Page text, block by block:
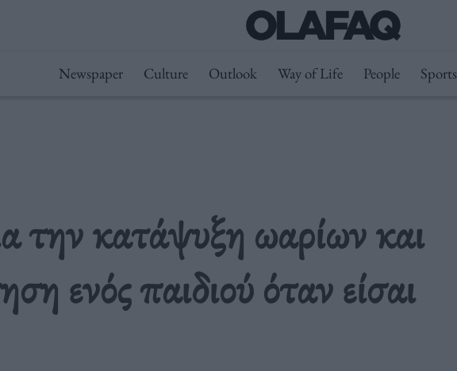
Newspaper Culture Outlook Way of Life People Sports
την κατάψυξη ωαρίων και
ενός παιδιού όταν είσαι